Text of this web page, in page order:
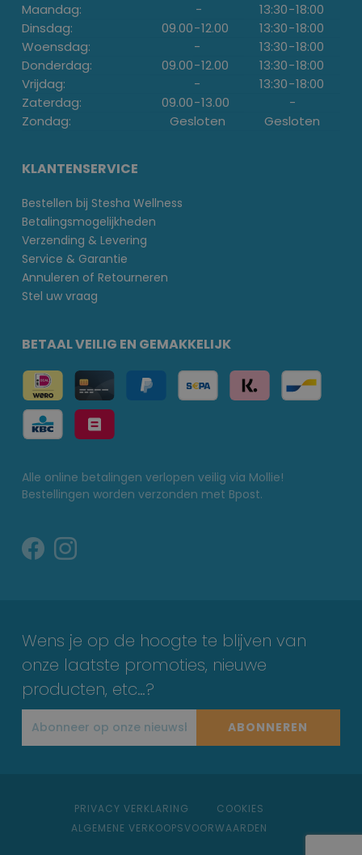
Maandag: - 13:30-18:00
Dinsdag:
09.00-12.00 13:30-18:00
Woensdag:
- 13:30-18:00
Donderdag:
09.00-12.00 13:30-18:00
Vrijdag:
- 13:30-18:00
Zaterdag:
09.00-13.00
-
Zondag:
Gesloten Gesloten
KLANTENSERVICE
Bestellen bij Stesha Wellness
Betalingsmogelijkheden
Verzending & Levering
Service & Garantie
Annuleren of Retourneren
Stel uw vraag
BETAAL VEILIG EN GEMAKKELIJK
Alle online betalingen verlopen veilig via Mollie!
Bestellingen worden verzonden met Bpost.
Wens je op de hoogte te blijven van
onze laatste promoties, nieuwe
producten, etc…?
ABONNEREN
PRIVACY VERKLARING
COOKIES
ALGEMENE VERKOOPSVOORWAARDEN